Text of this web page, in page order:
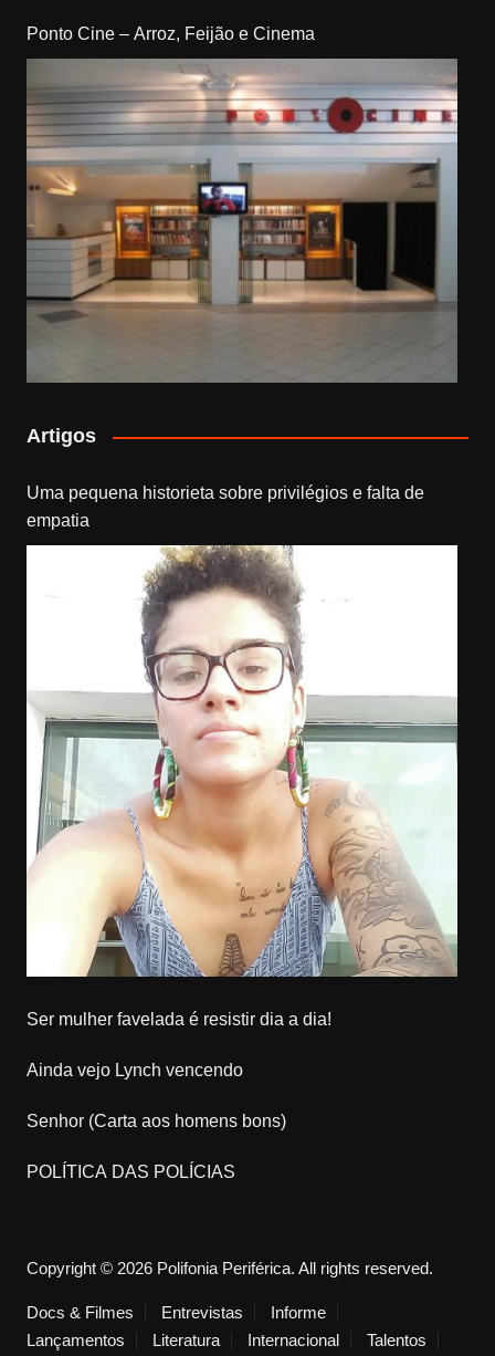
Ponto Cine – Arroz, Feijão e Cinema
Artigos
Uma pequena historieta sobre privilégios e falta de
empatia
Ser mulher favelada é resistir dia a dia!
Ainda vejo Lynch vencendo
Senhor (Carta aos homens bons)
POLÍTICA DAS POLÍCIAS
Copyright © 2026 Polifonia Periférica. All rights reserved.
Docs & Filmes Entrevistas
Informe
Lançamentos
Literatura Internacional Talentos